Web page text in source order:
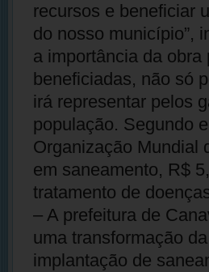
recursos e beneficiar
do nosso município”,
a importância da
beneficiadas, não só
irá representar pelos
população. Segundo
Organização Mundial
em saneamento, R$
tratamento de
– A prefeitura de
uma transformação
implantação de